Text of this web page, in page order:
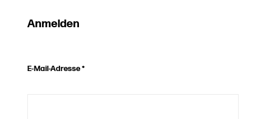
Anmelden
E-Mail-Adresse*